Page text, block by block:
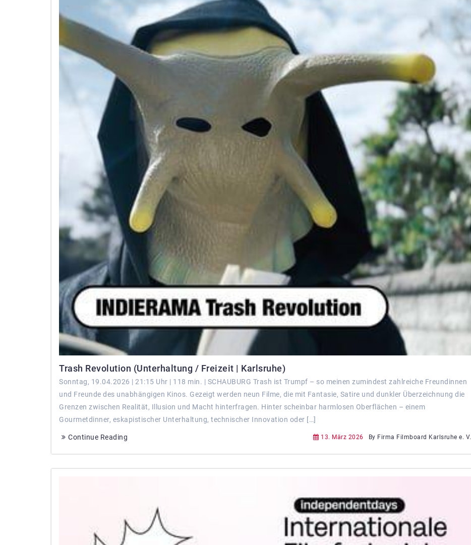
Trash Revolution (Unterhaltung / Freizeit | Karlsruhe)
Sonntag, 19.04.2026 | 21:15 Uhr | 118 min. | SCHAUBURG Trash ist Trumpf – so meinen zumindest zahlreiche Freundinnen
und Freunde des unabhängigen Kinos. Gezeigt werden neun Filme, die mit Fantasie, Satire und dunkler Überzeichnung die
Grenzen zwischen Realität, Illusion und Macht hinterfragen. Hinter scheinbar harmlosen Oberflächen – einem
Gourmetdinner, eskapistischer Unterhaltung, technischer Innovation oder […]
Continue Reading 13. März 2026 By Firma Filmboard Karlsruhe e. V.